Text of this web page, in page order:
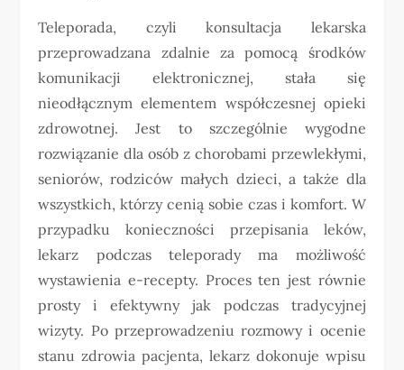
Teleporada, czyli konsultacja lekarska
przeprowadzana zdalnie za pomocą środków
komunikacji elektronicznej, stała się
nieodłącznym elementem współczesnej opieki
zdrowotnej. Jest to szczególnie wygodne
rozwiązanie dla osób z chorobami przewlekłymi,
seniorów, rodziców małych dzieci, a także dla
wszystkich, którzy cenią sobie czas i komfort. W
przypadku konieczności przepisania leków,
lekarz podczas teleporady ma możliwość
wystawienia e-recepty. Proces ten jest równie
prosty i efektywny jak podczas tradycyjnej
wizyty. Po przeprowadzeniu rozmowy i ocenie
stanu zdrowia pacjenta, lekarz dokonuje wpisu